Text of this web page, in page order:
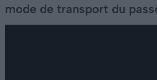
mode de transport du